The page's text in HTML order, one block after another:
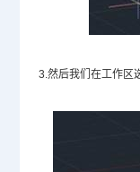
3.然后我们在工作区